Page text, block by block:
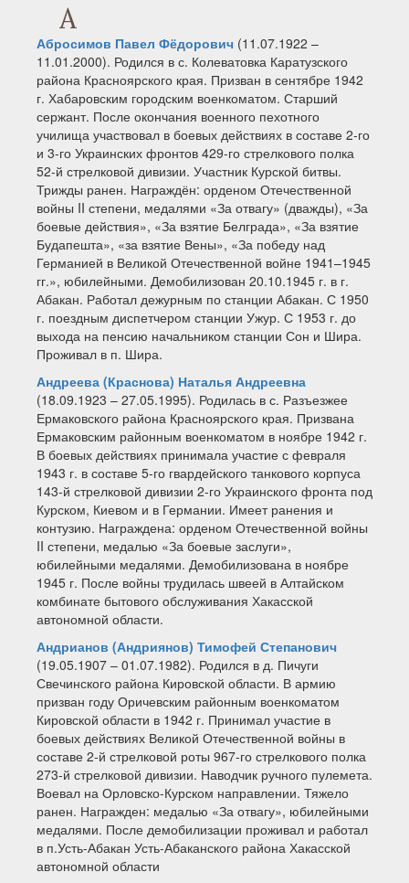
А
Абросимов Павел Фёдорович (11.07.1922 –
11.01.2000). Родился в с. Колеватовка Каратузского
района Красноярского края. Призван в сентябре 1942
г. Хабаровским городским военкоматом. Старший
сержант. После окончания военного пехотного
училища участвовал в боевых действиях в составе 2-го
и 3-го Украинских фронтов 429-го стрелкового полка
52-й стрелковой дивизии. Участник Курской битвы.
Трижды ранен. Награждён: орденом Отечественной
войны II степени, медалями «За отвагу» (дважды), «За
боевые действия», «За взятие Белграда», «За взятие
Будапешта», «за взятие Вены», «За победу над
Германией в Великой Отечественной войне 1941–1945
гг.», юбилейными. Демобилизован 20.10.1945 г. в г.
Абакан. Работал дежурным по станции Абакан. С 1950
г. поездным диспетчером станции Ужур. С 1953 г. до
выхода на пенсию начальником станции Сон и Шира.
Проживал в п. Шира.
Андреева (Краснова) Наталья Андреевна
(18.09.1923 – 27.05.1995). Родилась в с. Разъезжее
Ермаковского района Красноярского края. Призвана
Ермаковским районным военкоматом в ноябре 1942 г.
В боевых действиях принимала участие с февраля
1943 г. в составе 5-го гвардейского танкового корпуса
143-й стрелковой дивизии 2-го Украинского фронта под
Курском, Киевом и в Германии. Имеет ранения и
контузию. Награждена: орденом Отечественной войны
II степени, медалью «За боевые заслуги»,
юбилейными медалями. Демобилизована в ноябре
1945 г. После войны трудилась швеей в Алтайском
комбинате бытового обслуживания Хакасской
автономной области.
Андрианов (Андриянов) Тимофей Степанович
(19.05.1907 – 01.07.1982). Родился в д. Пичуги
Свечинского района Кировской области. В армию
призван году Оричевским районным военкоматом
Кировской области в 1942 г. Принимал участие в
боевых действиях Великой Отечественной войны в
составе 2-й стрелковой роты 967-го стрелкового полка
273-й стрелковой дивизии. Наводчик ручного пулемета.
Воевал на Орловско-Курском направлении. Тяжело
ранен. Награжден: медалью «За отвагу», юбилейными
медалями. После демобилизации проживал и работал
в п.Усть-Абакан Усть-Абаканского района Хакасской
автономной области